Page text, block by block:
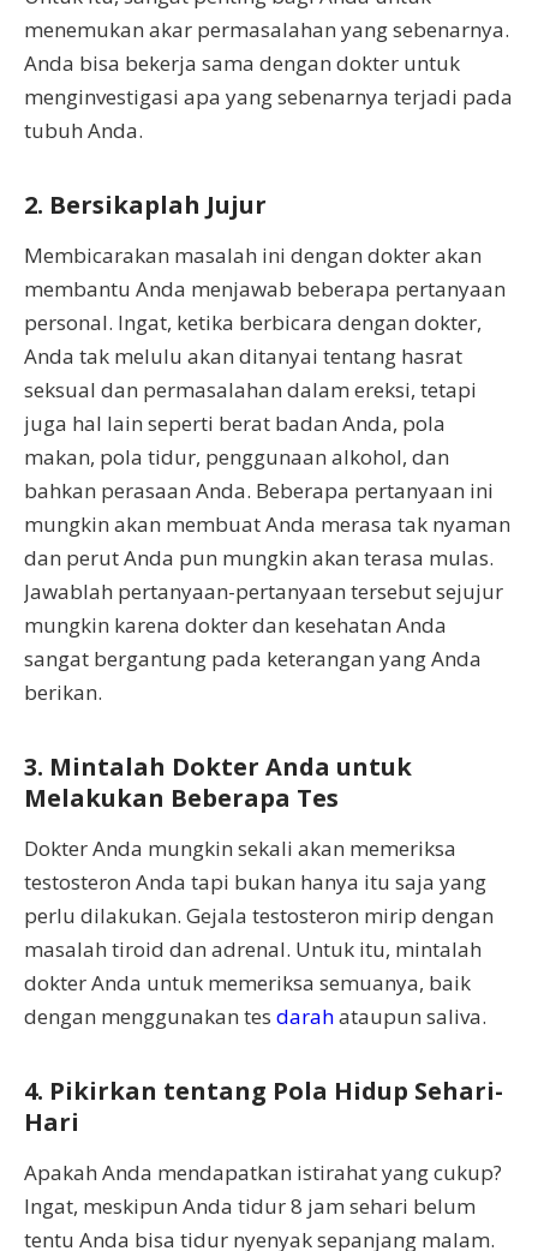
menemukan akar permasalahan yang sebenarnya.
Anda bisa bekerja sama dengan dokter untuk
menginvestigasi apa yang sebenarnya terjadi pada
tubuh Anda.
2. Bersikaplah Jujur
Membicarakan masalah ini dengan dokter akan
membantu Anda menjawab beberapa pertanyaan
personal. Ingat, ketika berbicara dengan dokter,
Anda tak melulu akan ditanyai tentang hasrat
seksual dan permasalahan dalam ereksi, tetapi
juga hal lain seperti berat badan Anda, pola
makan, pola tidur, penggunaan alkohol, dan
bahkan perasaan Anda. Beberapa pertanyaan ini
mungkin akan membuat Anda merasa tak nyaman
dan perut Anda pun mungkin akan terasa mulas.
Jawablah pertanyaan-pertanyaan tersebut sejujur
mungkin karena dokter dan kesehatan Anda
sangat bergantung pada keterangan yang Anda
berikan.
3. Mintalah Dokter Anda untuk
Melakukan Beberapa Tes
Dokter Anda mungkin sekali akan memeriksa
testosteron Anda tapi bukan hanya itu saja yang
perlu dilakukan. Gejala testosteron mirip dengan
masalah tiroid dan adrenal. Untuk itu, mintalah
dokter Anda untuk memeriksa semuanya, baik
dengan menggunakan tes darahataupun saliva.
4. Pikirkan tentang Pola Hidup Sehari-
Hari
Apakah Anda mendapatkan istirahat yang cukup?
Ingat, meskipun Anda tidur 8 jam sehari belum
tentu Anda bisa tidur nyenyak sepanjang malam.